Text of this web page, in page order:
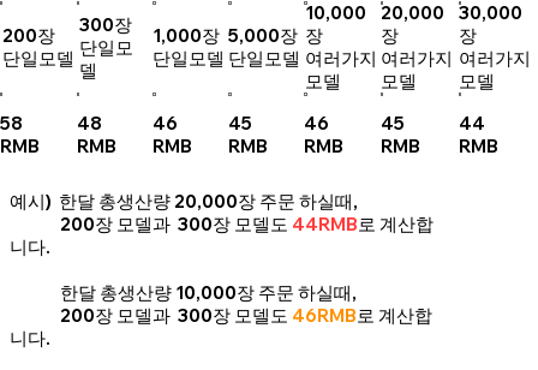
5,000장
단일모델
300장
단일모
델
20,000
장
여러가지
모델
200장
단일모델
1,000장
단일모델
10,000
장
여러가지
모델
30,000
장
여러가지
모델
45
RMB
48
RMB
45
RMB
58
RMB
46
RMB
46
RMB
44
RMB
예시) 한달 총생산량 20,000장 주문 하실때,
200장 모델과 300장 모델도 44RMB로 계산합
니다.
한달 총생산량 10,000장 주문 하실때,
200장 모델과 300장 모델도 46RMB로 계산합
니다.